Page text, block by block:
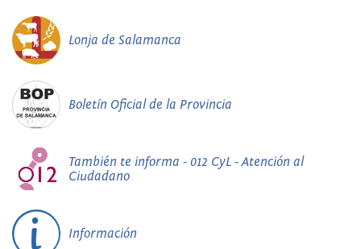
Lonja de Salamanca
Boletín Oficial de la Provincia
También te informa - 012 CyL - Atención al
Ciudadano
Información